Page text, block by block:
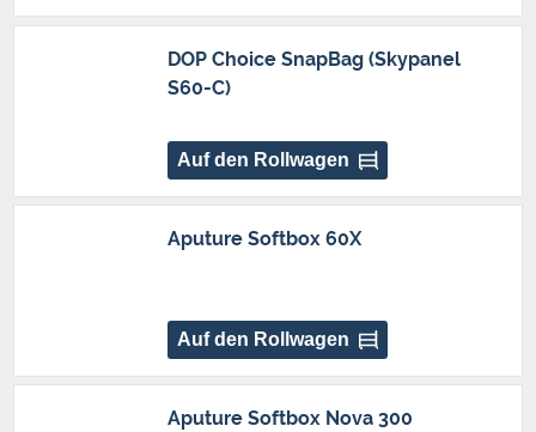
DOP Choice SnapBag (Skypanel
S60-C)
Auf den Rollwagen
Aputure Softbox 60X
Auf den Rollwagen
Aputure Softbox Nova 300